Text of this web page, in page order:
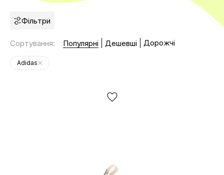
Фільтри
Сортування: Популярні Дешевші Дорожчі
Adidas